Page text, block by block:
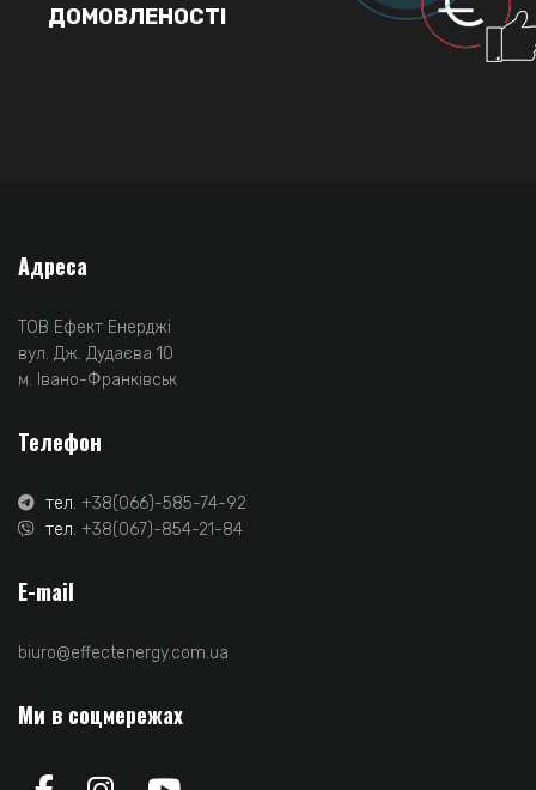
ДОМОВЛЕНОСТІ
Адреса
ТОВ Ефект Енерджі
вул. Дж. Дудаєва 10
м. Івано-Франківськ
Телефон
тел. +38(066)-585-74-92
тел. +38(067)-854-21-84
E-mail
biuro@effectenergy.com.ua
Ми в соцмережах